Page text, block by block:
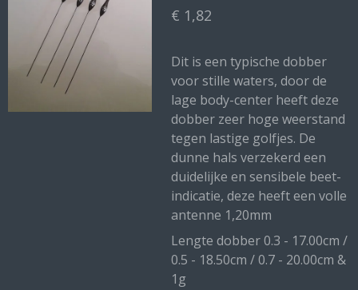
€ 1,82
Dit is een typische dobber
voor stille waters, door de
lage body-center heeft deze
dobber zeer hoge weerstand
tegen lastige golfjes. De
dunne hals verzekerd een
duidelijke en sensibele beet-
indicatie, deze heeft een volle
antenne 1,20mm
Lengte dobber 0.3 - 17.00cm /
0.5 - 18.50cm / 0.7 - 20.00cm &
1g